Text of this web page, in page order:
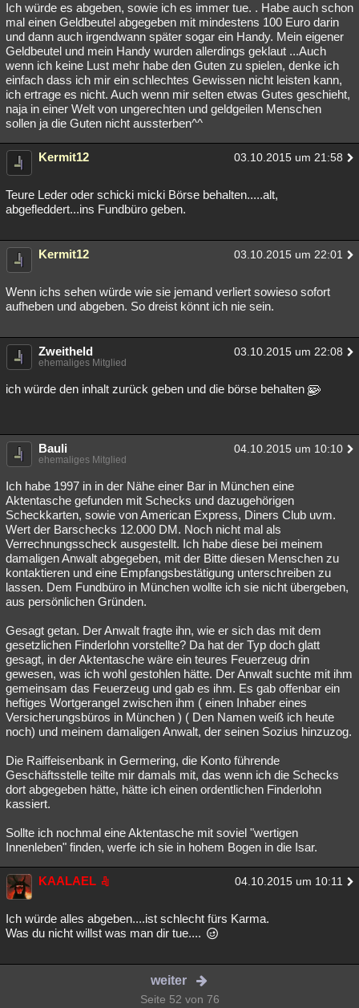
Ich würde es abgeben, sowie ich es immer tue. . Habe auch schon
mal einen Geldbeutel abgegeben mit mindestens 100 Euro darin
und dann auch irgendwann später sogar ein Handy. Mein eigener
Geldbeutel und mein Handy wurden allerdings geklaut ...Auch
wenn ich keine Lust mehr habe den Guten zu spielen, denke ich
einfach dass ich mir ein schlechtes Gewissen nicht leisten kann,
ich ertrage es nicht. Auch wenn mir selten etwas Gutes geschieht,
naja in einer Welt von ungerechten und geldgeilen Menschen
sollen ja die Guten nicht aussterben^^
Kermit12 03.10.2015 um 21:58
Teure Leder oder schicki micki Börse behalten.....alt,
abgefleddert...ins Fundbüro geben.
Kermit12 03.10.2015 um 22:01
Wenn ichs sehen würde wie sie jemand verliert sowieso sofort
aufheben und abgeben. So dreist könnt ich nie sein.
Zweitheld 03.10.2015 um 22:08
ehemaliges Mitglied
ich würde den inhalt zurück geben und die börse behalten
Bauli 04.10.2015 um 10:10
ehemaliges Mitglied
Ich habe 1997 in in der Nähe einer Bar in München eine
Aktentasche gefunden mit Schecks und dazugehörigen
Scheckkarten, sowie von American Express, Diners Club uvm.
Wert der Barschecks 12.000 DM. Noch nicht mal als
Verrechnungsscheck ausgestellt. Ich habe diese bei meinem
damaligen Anwalt abgegeben, mit der Bitte diesen Menschen zu
kontaktieren und eine Empfangsbestätigung unterschreiben zu
lassen. Dem Fundbüro in München wollte ich sie nicht übergeben,
aus persönlichen Gründen.
Gesagt getan. Der Anwalt fragte ihn, wie er sich das mit dem
gesetzlichen Finderlohn vorstellte? Da hat der Typ doch glatt
gesagt, in der Aktentasche wäre ein teures Feuerzeug drin
gewesen, was ich wohl gestohlen hätte. Der Anwalt suchte mit ihm
gemeinsam das Feuerzeug und gab es ihm. Es gab offenbar ein
heftiges Wortgerangel zwischen ihm ( einen Inhaber eines
Versicherungsbüros in München ) ( Den Namen weiß ich heute
noch) und meinem damaligen Anwalt, der seinen Sozius hinzuzog.
Die Raiffeisenbank in Germering, die Konto führende
Geschäftsstelle teilte mir damals mit, das wenn ich die Schecks
dort abgegeben hätte, hätte ich einen ordentlichen Finderlohn
kassiert.
Sollte ich nochmal eine Aktentasche mit soviel "wertigen
Innenleben" finden, werfe ich sie in hohem Bogen in die Isar.
KAALAEL 04.10.2015 um 10:11
Ich würde alles abgeben....ist schlecht fürs Karma.
Was du nicht willst was man dir tue....
weiter
Seite 52 von 76